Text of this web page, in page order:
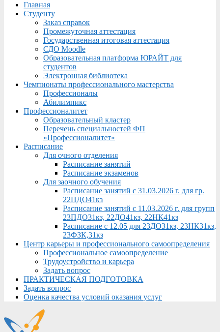
Menu
Главная
Студенту
Заказ справок
Промежуточная аттестация
Государственная итоговая аттестация
СДО Moodle
Образовательная платформа ЮРАЙТ для
студентов
Электронная библиотека
Чемпионаты профессионального мастерства
Профессионалы
Абилимпикс
Профессионалитет
Образовательный кластер
Перечень специальностей ФП
«Профессионалитет»
Расписание
Для очного отделения
Расписание занятий
Расписание экзаменов
Для заочного обучения
Расписание занятий с 31.03.2026 г. для гр.
22ПДО41кз
Расписание занятий с 11.03.2026 г. для групп
23ПДО31кз, 22ДО41кз, 22НК41кз
Расписание с 12.05 для 23ДО31кз, 23НК31кз,
23ФЗК,31кз
Центр карьеры и профессионального самоопределения
Профессиональное самоопределение
Трудоустройство и карьера
Задать вопрос
ПРАКТИЧЕСКАЯ ПОДГОТОВКА
Задать вопрос
Оценка качества условий оказания услуг